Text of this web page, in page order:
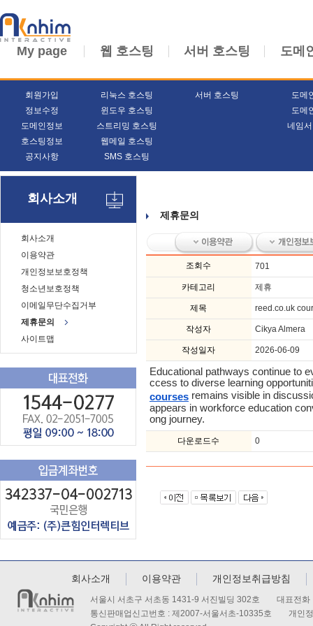
My page 웹 호스팅 서버 호스팅 도메
회원가입
정보수정
도메인정보
호스팅정보
공지사항
리눅스 호스팅
윈도우 호스팅
스트리밍 호스팅
웹메일 호스팅
SMS 호스팅
서버 호스팅
도메
도메
네임
회사소개
회사소개
이용약관
개인정보보호정책
청소년보호정책
이메일무단수집거부
제휴문의
사이트맵
제휴문의
조회수 701
카테고리 제휴
제목 reed.co.uk
작성자 Cikya Almera
작성일자 2026-06-09
Educational pathways continue to
ccess to diverse learning
courses remains visible in
appears in workforce education
ong journey.
다운로드수 0
회사소개 이용약관 개인정보취급방침
서울시 서초구 서초동 1431-9 서진빌딩 302호 대표
통신판매업신고번호 : 제2007-서울서초-10335호 개인정